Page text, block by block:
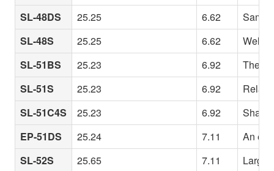
SL-48DS
25.25 6.62
Same
SL-48S
25.25 6.62
Well-
SL-51BS
25.23 6.92
The
SL-51S
25.23 6.92
SL-51C4S
25.23 6.92
EP-51DS
25.24 7.11
An
SL-52S
25.65 7.11